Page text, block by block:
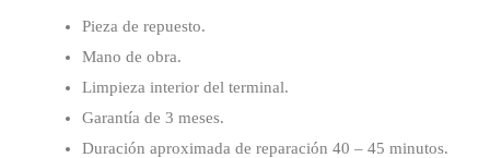
Pieza de repuesto.
Mano de obra.
Limpieza interior del terminal.
Garantía de 3 meses.
Duración aproximada de reparación 40 – 45 minutos.